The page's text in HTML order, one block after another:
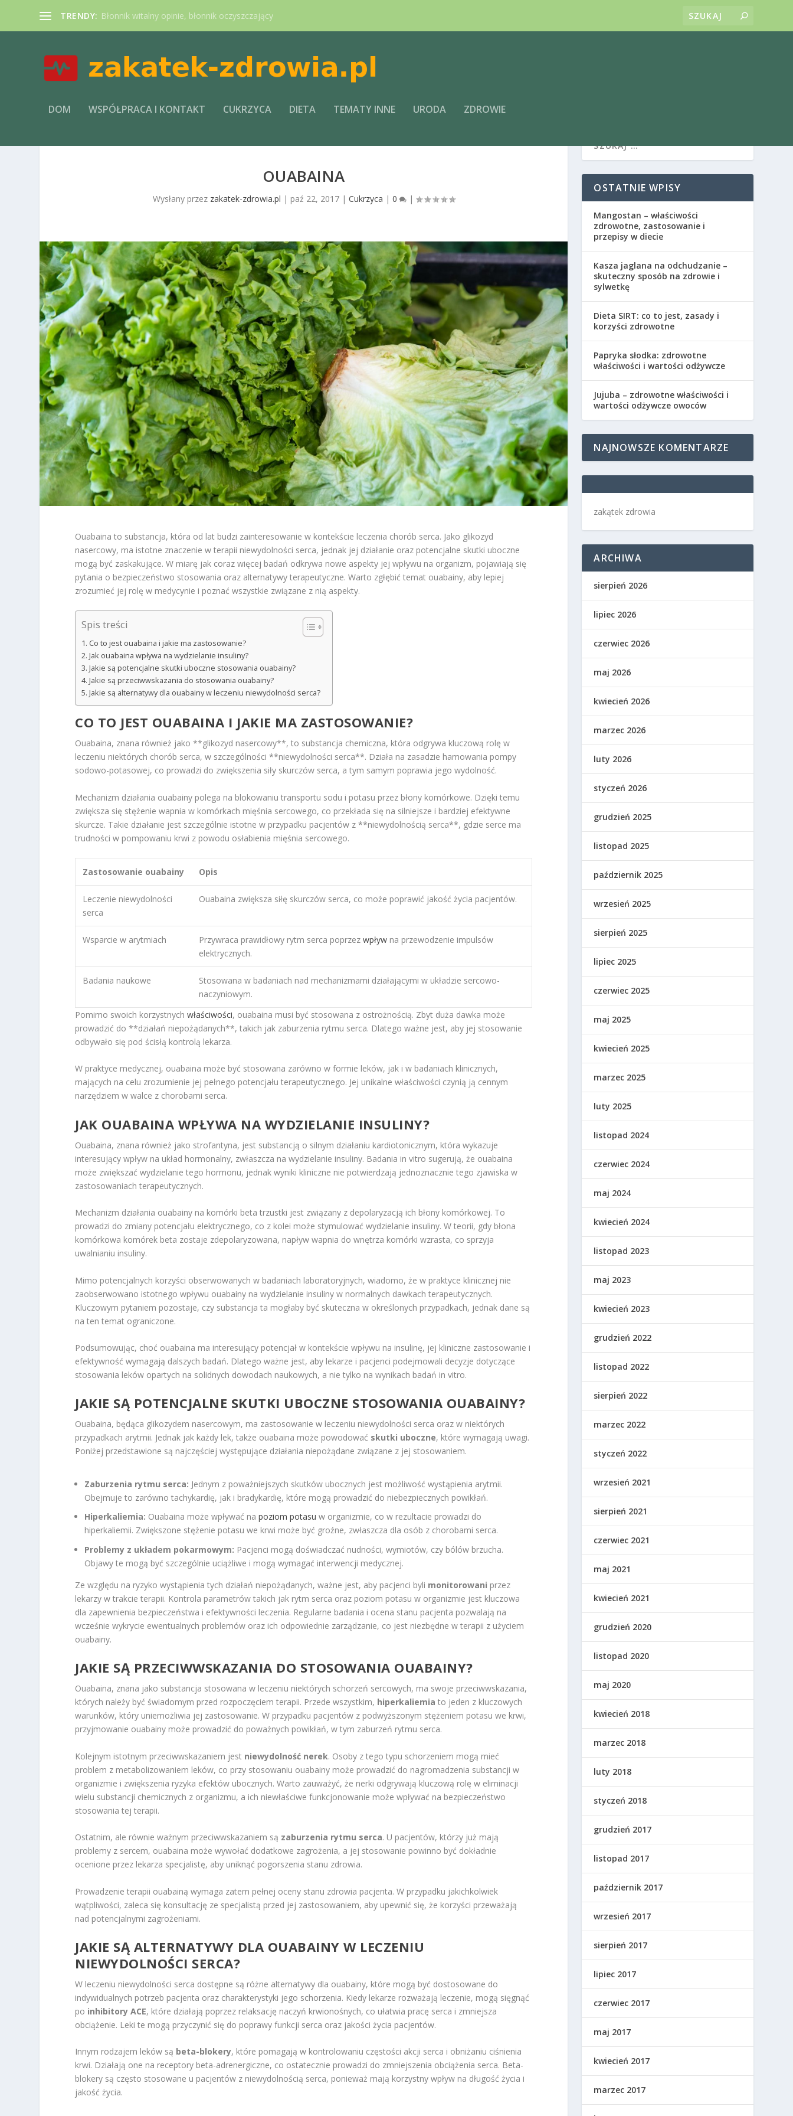
TRENDY: Błonnik witalny opinie, błonnik oczyszczający
DOM WSPÓŁPRACA I KONTAKT CUKRZYCA DIETA TEMATY INNE URODA ZDROWIE
OUABAINA
Wysłany przez zakatek-zdrowia.pl | paź 22, 2017| Cukrzyca | 0 |
Ouabaina to substancja, która od lat budzi zainteresowanie w kontekście leczenia chorób serca. Jako glikozyd
nasercowy, ma istotne znaczenie w terapii niewydolności serca, jednak jej działanie oraz potencjalne skutki uboczne
mogą być zaskakujące. W miarę jak coraz więcej badań odkrywa nowe aspekty jej wpływu na organizm, pojawiają się
pytania o bezpieczeństwo stosowania oraz alternatywy terapeutyczne. Warto zgłębić temat ouabainy, aby lepiej
zrozumieć jej rolę w medycynie i poznać wszystkie związane z nią aspekty.
Spis treści
Co to jest ouabaina i jakie ma zastosowanie?
Jak ouabaina wpływa na wydzielanie insuliny?
Jakie są potencjalne skutki uboczne stosowania ouabainy?
Jakie są przeciwwskazania do stosowania ouabainy?
Jakie są alternatywy dla ouabainy w leczeniu niewydolności serca?
CO TO JEST OUABAINA I JAKIE MA ZASTOSOWANIE?
Ouabaina, znana również jako **glikozyd nasercowy**, to substancja chemiczna, która odgrywa kluczową rolę w
leczeniu niektórych chorób serca, w szczególności **niewydolności serca**. Działa na zasadzie hamowania pompy
sodowo-potasowej, co prowadzi do zwiększenia siły skurczów serca, a tym samym poprawia jego wydolność.
Mechanizm działania ouabainy polega na blokowaniu transportu sodu i potasu przez błony komórkowe. Dzięki temu
zwiększa się stężenie wapnia w komórkach mięśnia sercowego, co przekłada się na silniejsze i bardziej efektywne
skurcze. Takie działanie jest szczególnie istotne w przypadku pacjentów z **niewydolnością serca**, gdzie serce ma
trudności w pompowaniu krwi z powodu osłabienia mięśnia sercowego.
Zastosowanie ouabainy Opis
Leczenie niewydolności
serca
Ouabaina zwiększa siłę skurczów serca, co może poprawić jakość życia pacjentów.
Wsparcie w arytmiach Przywraca prawidłowy rytm serca poprzezwpływ na przewodzenie impulsów
elektrycznych.
Badania naukowe
Stosowana w badaniach nad mechanizmami działającymi w układzie sercowo-
naczyniowym.
Pomimo swoich korzystnychwłaściwości, ouabaina musi być stosowana z ostrożnością. Zbyt duża dawka może
prowadzić do **działań niepożądanych**, takich jak zaburzenia rytmu serca. Dlatego ważne jest, aby jej stosowanie
odbywało się pod ścisłą kontrolą lekarza.
W praktyce medycznej, ouabaina może być stosowana zarówno w formie leków, jak i w badaniach klinicznych,
mających na celu zrozumienie jej pełnego potencjału terapeutycznego. Jej unikalne właściwości czynią ją cennym
narzędziem w walce z chorobami serca.
JAK OUABAINA WPŁYWA NA WYDZIELANIE INSULINY?
Ouabaina, znana również jako strofantyna, jest substancją o silnym działaniu kardiotonicznym, która wykazuje
interesujący wpływ na układ hormonalny, zwłaszcza na wydzielanie insuliny. Badania in vitro sugerują, że ouabaina
może zwiększać wydzielanie tego hormonu, jednak wyniki kliniczne nie potwierdzają jednoznacznie tego zjawiska w
zastosowaniach terapeutycznych.
Mechanizm działania ouabainy na komórki beta trzustki jest związany z depolaryzacją ich błony komórkowej. To
prowadzi do zmiany potencjału elektrycznego, co z kolei może stymulować wydzielanie insuliny. W teorii, gdy błona
komórkowa komórek beta zostaje zdepolaryzowana, napływ wapnia do wnętrza komórki wzrasta, co sprzyja
uwalnianiu insuliny.
Mimo potencjalnych korzyści obserwowanych w badaniach laboratoryjnych, wiadomo, że w praktyce klinicznej nie
zaobserwowano istotnego wpływu ouabainy na wydzielanie insuliny w normalnych dawkach terapeutycznych.
Kluczowym pytaniem pozostaje, czy substancja ta mogłaby być skuteczna w określonych przypadkach, jednak dane są
na ten temat ograniczone.
Podsumowując, choć ouabaina ma interesujący potencjał w kontekście wpływu na insulinę, jej kliniczne zastosowanie i
efektywność wymagają dalszych badań. Dlatego ważne jest, aby lekarze i pacjenci podejmowali decyzje dotyczące
stosowania leków opartych na solidnych dowodach naukowych, a nie tylko na wynikach badań in vitro.
JAKIE SĄ POTENCJALNE SKUTKI UBOCZNE STOSOWANIA OUABAINY?
Ouabaina, będąca glikozydem nasercowym, ma zastosowanie w leczeniu niewydolności serca oraz w niektórych
przypadkach arytmii. Jednak jak każdy lek, także ouabaina może powodować skutki uboczne, które wymagają uwagi.
Poniżej przedstawione są najczęściej występujące działania niepożądane związane z jej stosowaniem.
Zaburzenia rytmu serca: Jednym z poważniejszych skutków ubocznych jest możliwość wystąpienia arytmii.
Obejmuje to zarówno tachykardię, jak i bradykardię, które mogą prowadzić do niebezpiecznych powikłań.
Hiperkaliemia: Ouabaina może wpływać napoziom potasu w organizmie, co w rezultacie prowadzi do
hiperkaliemii. Zwiększone stężenie potasu we krwi może być groźne, zwłaszcza dla osób z chorobami serca.
Problemy z układem pokarmowym: Pacjenci mogą doświadczać nudności, wymiotów, czy bólów brzucha.
Objawy te mogą być szczególnie uciążliwe i mogą wymagać interwencji medycznej.
Ze względu na ryzyko wystąpienia tych działań niepożądanych, ważne jest, aby pacjenci byli monitorowani przez
lekarzy w trakcie terapii. Kontrola parametrów takich jak rytm serca oraz poziom potasu w organizmie jest kluczowa
dla zapewnienia bezpieczeństwa i efektywności leczenia. Regularne badania i ocena stanu pacjenta pozwalają na
wcześnie wykrycie ewentualnych problemów oraz ich odpowiednie zarządzanie, co jest niezbędne w terapii z użyciem
ouabainy.
JAKIE SĄ PRZECIWWSKAZANIA DO STOSOWANIA OUABAINY?
Ouabaina, znana jako substancja stosowana w leczeniu niektórych schorzeń sercowych, ma swoje przeciwwskazania,
których należy być świadomym przed rozpoczęciem terapii. Przede wszystkim, hiperkaliemia to jeden z kluczowych
warunków, który uniemożliwia jej zastosowanie. W przypadku pacjentów z podwyższonym stężeniem potasu we krwi,
przyjmowanie ouabainy może prowadzić do poważnych powikłań, w tym zaburzeń rytmu serca.
Kolejnym istotnym przeciwwskazaniem jest niewydolność nerek. Osoby z tego typu schorzeniem mogą mieć
problem z metabolizowaniem leków, co przy stosowaniu ouabainy może prowadzić do nagromadzenia substancji w
organizmie i zwiększenia ryzyka efektów ubocznych. Warto zauważyć, że nerki odgrywają kluczową rolę w eliminacji
wielu substancji chemicznych z organizmu, a ich niewłaściwe funkcjonowanie może wpływać na bezpieczeństwo
stosowania tej terapii.
Ostatnim, ale równie ważnym przeciwwskazaniem są zaburzenia rytmu serca. U pacjentów, którzy już mają
problemy z sercem, ouabaina może wywołać dodatkowe zagrożenia, a jej stosowanie powinno być dokładnie
ocenione przez lekarza specjalistę, aby uniknąć pogorszenia stanu zdrowia.
Prowadzenie terapii ouabainą wymaga zatem pełnej oceny stanu zdrowia pacjenta. W przypadku jakichkolwiek
wątpliwości, zaleca się konsultację ze specjalistą przed jej zastosowaniem, aby upewnić się, że korzyści przeważają
nad potencjalnymi zagrożeniami.
JAKIE SĄ ALTERNATYWY DLA OUABAINY W LECZENIU
NIEWYDOLNOŚCI SERCA?
W leczeniu niewydolności serca dostępne są różne alternatywy dla ouabainy, które mogą być dostosowane do
indywidualnych potrzeb pacjenta oraz charakterystyki jego schorzenia. Kiedy lekarze rozważają leczenie, mogą sięgnąć
po inhibitory ACE, które działają poprzez relaksację naczyń krwionośnych, co ułatwia pracę serca i zmniejsza
obciążenie. Leki te mogą przyczynić się do poprawy funkcji serca oraz jakości życia pacjentów.
Innym rodzajem leków są beta-blokery, które pomagają w kontrolowaniu częstości akcji serca i obniżaniu ciśnienia
krwi. Działają one na receptory beta-adrenergiczne, co ostatecznie prowadzi do zmniejszenia obciążenia serca. Beta-
blokery są często stosowane u pacjentów z niewydolnością serca, ponieważ mają korzystny wpływ na długość życia i
jakość życia.
OSTATNIE WPISY
Mangostan – właściwości
zdrowotne, zastosowanie i
przepisy w diecie
Kasza jaglana na odchudzanie –
skuteczny sposób na zdrowie i
sylwetkę
Dieta SIRT: co to jest, zasady i
korzyści zdrowotne
Papryka słodka: zdrowotne
właściwości i wartości odżywcze
Jujuba – zdrowotne właściwości i
wartości odżywcze owoców
NAJNOWSZE KOMENTARZE
zakątek zdrowia
ARCHIWA
sierpień 2026
lipiec 2026
czerwiec 2026
maj 2026
kwiecień 2026
marzec 2026
luty 2026
styczeń 2026
grudzień 2025
listopad 2025
październik 2025
wrzesień 2025
sierpień 2025
lipiec 2025
czerwiec 2025
maj 2025
kwiecień 2025
marzec 2025
luty 2025
listopad 2024
czerwiec 2024
maj 2024
kwiecień 2024
listopad 2023
maj 2023
kwiecień 2023
grudzień 2022
listopad 2022
sierpień 2022
marzec 2022
styczeń 2022
wrzesień 2021
sierpień 2021
czerwiec 2021
maj 2021
kwiecień 2021
grudzień 2020
listopad 2020
maj 2020
kwiecień 2018
marzec 2018
luty 2018
styczeń 2018
grudzień 2017
listopad 2017
październik 2017
wrzesień 2017
sierpień 2017
lipiec 2017
czerwiec 2017
maj 2017
kwiecień 2017
marzec 2017